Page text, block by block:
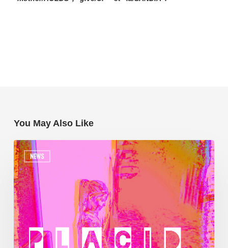
You May Also Like
NEWS